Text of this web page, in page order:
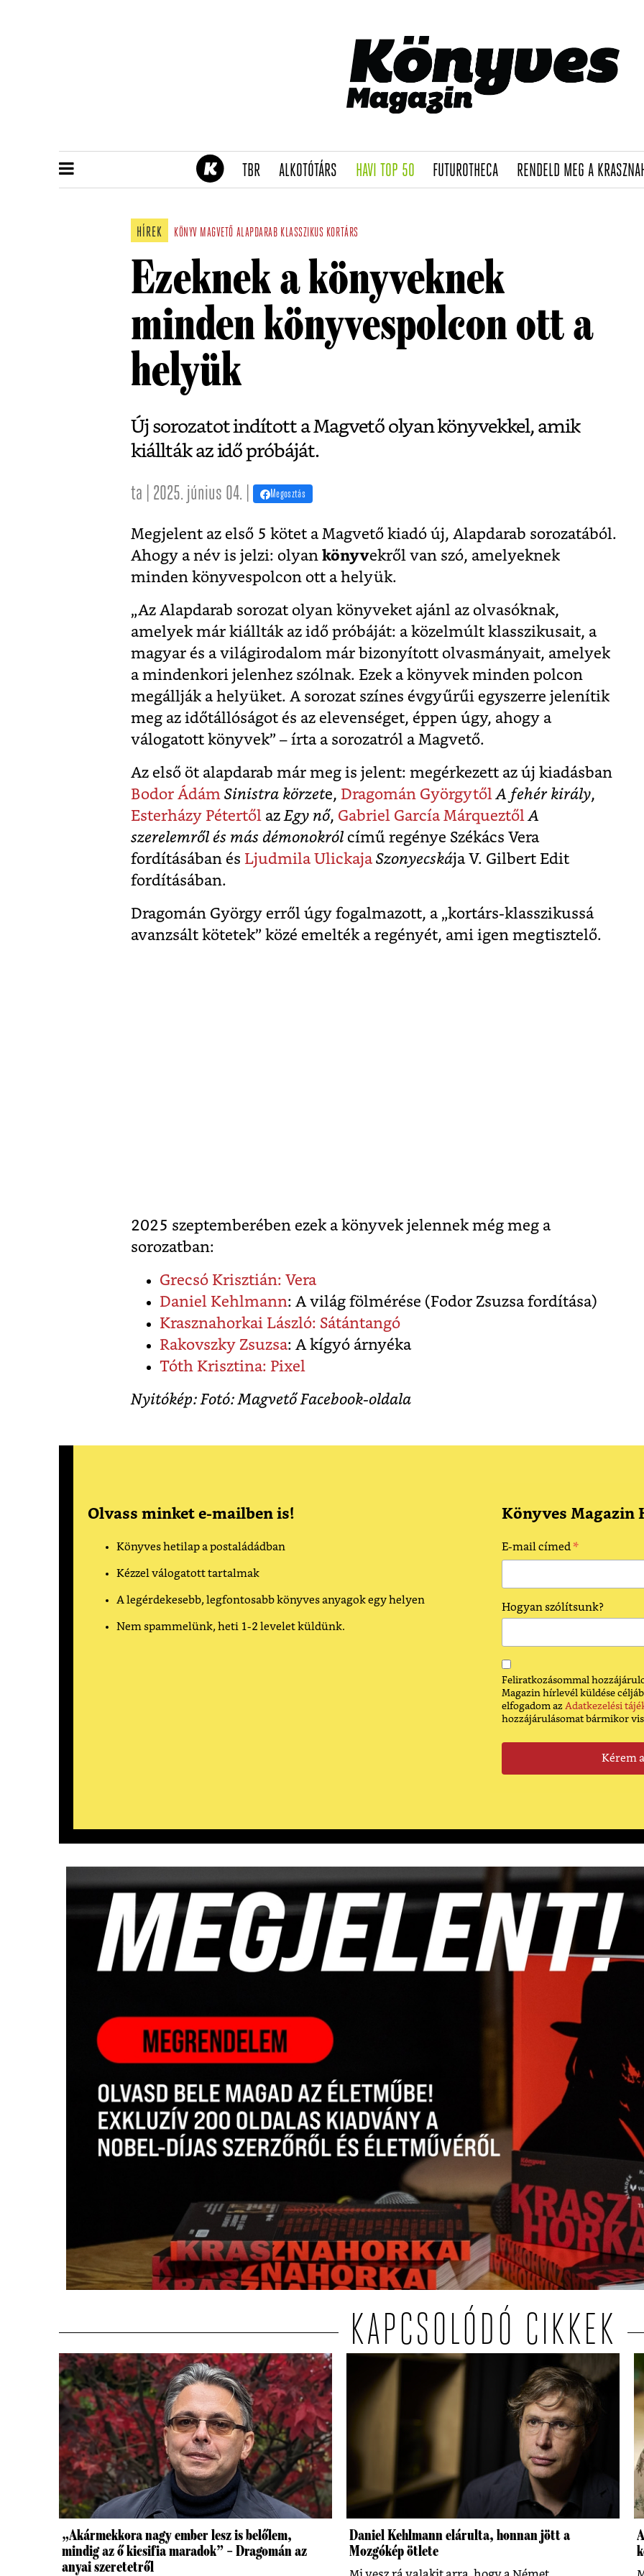
TBR(CURRENT)
ALKOTÓTÁRS(CURRENT)
HAVI TOP 50(CURRENT)
FUTUROTHECA(CURRENT)
RENDELD MEG A
HÍREK KÖNYV MAGVETŐ ALAPDARAB KLASSZIKUS KORTÁRS
Ezeknek a könyveknek
minden könyvespolcon ott a
helyük
Új sorozatot indított a Magvető olyan könyvekkel, amik
kiállták az idő próbáját.
ta | 2025. június 04. | Megosztás
Megjelent az első 5 kötet a Magvető kiadó új, Alapdarab sorozatából.
Ahogy a név is jelzi: olyan könyvekről van szó, amelyeknek
minden könyvespolcon ott a helyük.
„Az Alapdarab sorozat olyan könyveket ajánl az olvasóknak,
amelyek már kiállták az idő próbáját: a közelmúlt klasszikusait, a
magyar és a világirodalom már bizonyított olvasmányait, amelyek
a mindenkori jelenhez szólnak. Ezek a könyvek minden polcon
megállják a helyüket. A sorozat színes évgyűrűi egyszerre jelenítik
meg az időtállóságot és az elevenséget, éppen úgy, ahogy a
válogatott könyvek” – írta a sorozatról a Magvető.
Az első öt alapdarab már meg is jelent: megérkezett az új kiadásban
Bodor Ádám Sinistra körzete, Dragomán Györgytől A fehér király,
Esterházy Pétertől azEgy nő, Gabriel García Márqueztől A
szerelemről és más démonokról című regénye Székács Vera
fordításában és Ljudmila Ulickaja Szonyecskája V. Gilbert Edit
fordításában.
Dragomán György erről úgy fogalmazott, a „kortárs-klasszikussá
avanzsált kötetek” közé emelték a regényét, ami igen megtisztelő.
2025 szeptemberében ezek a könyvek jelennek még meg a
sorozatban:
Grecsó Krisztián: Vera
Daniel Kehlmann: A világ fölmérése (Fodor Zsuzsa fordítása)
Krasznahorkai László: Sátántangó
Rakovszky Zsuzsa: A kígyó árnyéka
Tóth Krisztina: Pixel
Nyitókép: Fotó: Magvető Facebook-oldala
Olvass minket e-mailben is!
Könyves hetilap a postaládádban
Kézzel válogatott tartalmak
A legérdekesebb, legfontosabb könyves anyagok egy helyen
Nem spammelünk, heti 1-2 levelet küldünk.
Könyves Magazin
E-mail címed*
Hogyan szólítsunk?
Feliratkozásommal
Magazin hírlevél küldése
elfogadom az Adatkezelési
hozzájárulásomat bármikor
KAPCSOLÓDÓ CIKKEK
„Akármekkora nagy ember lesz is belőlem,
mindig az ő kicsifia maradok” – Dragomán az
anyai szeretetről
Daniel Kehlmann elárulta, honnan jött a
Mozgókép ötlete